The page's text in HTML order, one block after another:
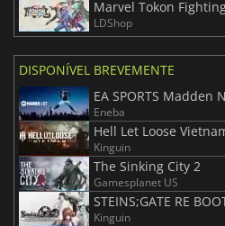
Marvel Tokon
LDShop
DISPONÍVEL BREVEMENTE
EA SPORTS Madden
Eneba
Hell Let Loose
Kinguin
The Sinking City 2
Gamesplanet US
STEINS;GATE RE
Kinguin